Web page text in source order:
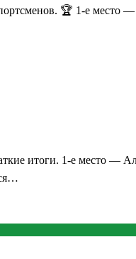
🏆 1-е
итоги. 1-е место